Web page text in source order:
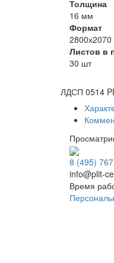
Толщина
16 мм
Формат
Листов в
30 шт
ЛДСП 0514
8 (495)
info@plit-
Время